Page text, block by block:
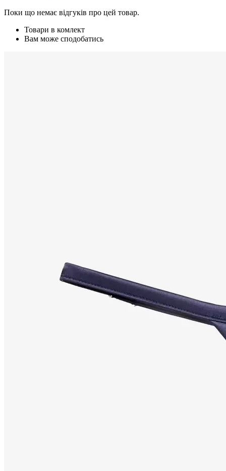
Поки що немає відгуків про цей товар.
Товари в комлект
Вам може сподобатись